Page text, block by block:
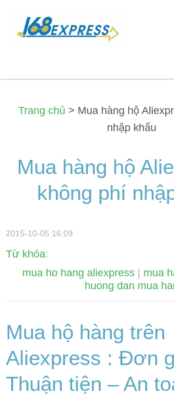
Trang chủ > Mua hàng hộ
nhập khẩu
Mua hàng hộ
không phí
2015-10-05 16:09
Từ khóa:
mua ho hang aliexpress
mua
huong dan mua
Mua hộ hàng trên
Aliexpress : Đơn
Thuận tiện – An